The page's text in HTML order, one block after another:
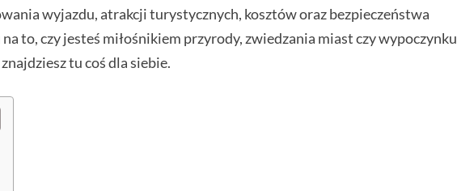
wyjazdu, atrakcji turystycznych, kosztów oraz bezpieczeństwa
to, czy jesteś miłośnikiem przyrody, zwiedzania miast czy wypoczynku
tu coś dla siebie.